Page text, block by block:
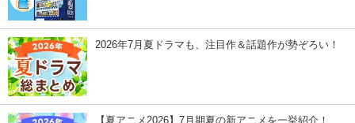
2026年7月夏ドラマも、注目作＆話題作が勢ぞろい！
【夏アニメ2026】7月期夏の新アニメを一挙紹介！